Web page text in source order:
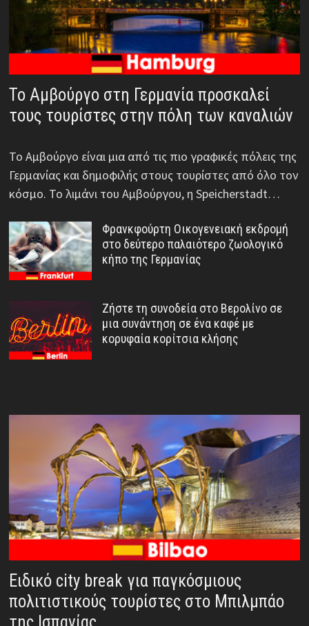
Το Αμβούργο στη Γερμανία προσκαλεί
τους τουρίστες στην πόλη των καναλιών
Το Αμβούργο είναι μια από τις πιο γραφικές πόλεις της
Γερμανίας και δημοφιλής στους τουρίστες από όλο τον
κόσμο. Το λιμάνι του Αμβούργου, η Speicherstadt…
Φρανκφούρτη Οικογενειακή εκδρομή
στο δεύτερο παλαιότερο ζωολογικό
κήπο της Γερμανίας
Ζήστε τη συνοδεία στο Βερολίνο σε
μια συνάντηση σε ένα καφέ με
κορυφαία κορίτσια κλήσης
Ειδικό city break για παγκόσμιους
πολιτιστικούς τουρίστες στο Μπιλμπάο